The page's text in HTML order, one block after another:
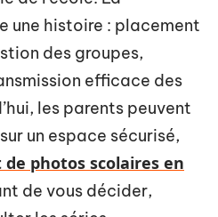
une histoire : placement
des groupes,
efficace des
les parents peuvent
un espace sécurisé,
de photos scolaires en
de vous décider,